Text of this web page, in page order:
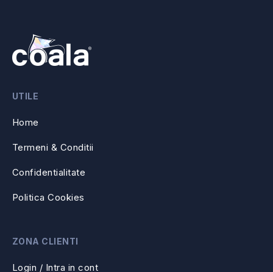
UTILE
Home
Termeni & Conditii
Confidentialitate
Politica Cookies
ZONA CLIENTI
Login / Intra in cont